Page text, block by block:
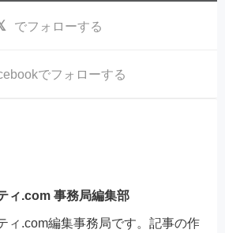
でフォローする
でフォローする
ィ.com 事務局編集部
ィ.com編集事務局です。記事の作